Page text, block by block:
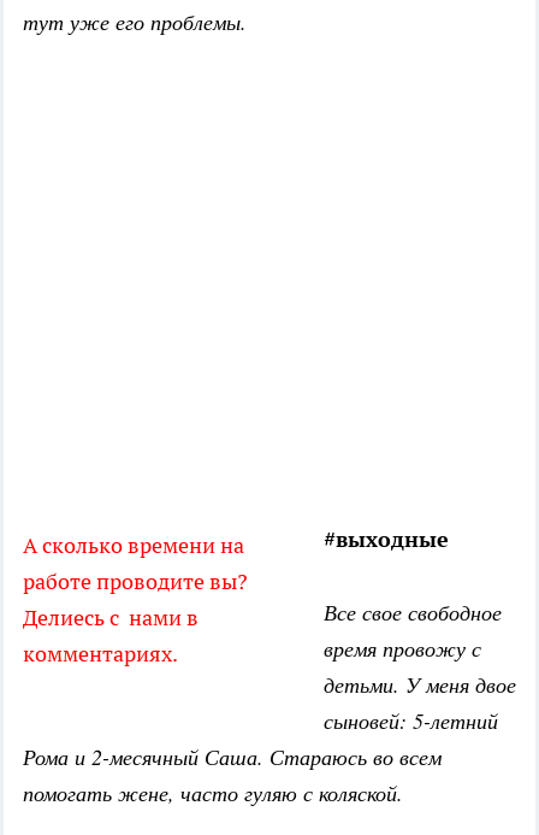
тут уже его проблемы.
А сколько времени на
работе проводите вы?
Делиесь с нами в
комментариях.
#выходные
Все свое свободное
время провожу с
детьми. У меня двое
сыновей: 5-летний
Рома и 2-месячный Саша. Стараюсь во всем
помогать жене, часто гуляю с коляской.